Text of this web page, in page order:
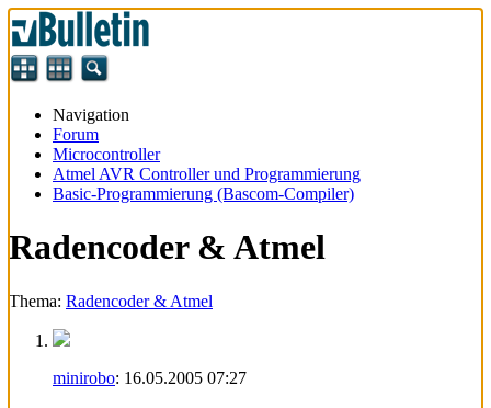
Navigation
Forum
Microcontroller
Atmel AVR Controller und Programmierung
Basic-Programmierung (Bascom-Compiler)
Radencoder & Atmel
Thema: Radencoder & Atmel
minirobo: 16.05.2005 07:27